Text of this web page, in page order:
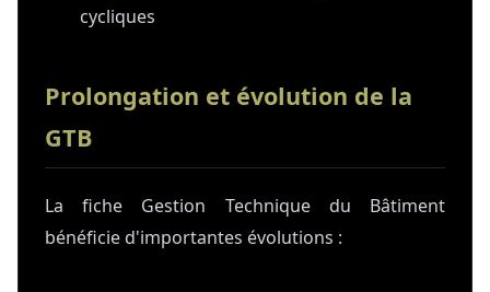
cycliques
Prolongation et évolution de la
GTB
La fiche Gestion Technique du Bâtiment
bénéficie d'importantes évolutions :